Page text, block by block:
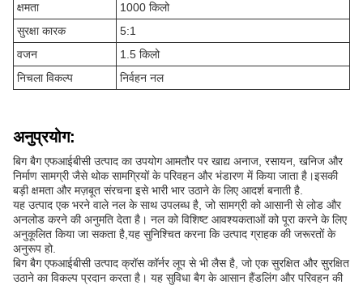
क्षमता
1000 किलो
सुरक्षा कारक
5:1
वजन
1.5 किलो
निचला विकल्प
निर्वहन नल
अनुप्रयोग:
बिग बैग एफआईबीसी उत्पाद का उपयोग आमतौर पर खाद्य अनाज, रसायन, खनिज और
निर्माण सामग्री जैसे थोक सामग्रियों के परिवहन और भंडारण में किया जाता है।इसकी
बड़ी क्षमता और मज़बूत संरचना इसे भारी भार उठाने के लिए आदर्श बनाती है.
यह उत्पाद एक भरने वाले नल के साथ उपलब्ध है, जो सामग्री को आसानी से लोड और
अनलोड करने की अनुमति देता है। नल को विशिष्ट आवश्यकताओं को पूरा करने के लिए
अनुकूलित किया जा सकता है,यह सुनिश्चित करना कि उत्पाद ग्राहक की जरूरतों के
अनुरूप हो.
बिग बैग एफआईबीसी उत्पाद क्रॉस कॉर्नर लूप से भी लैस है, जो एक सुरक्षित और सुरक्षित
उठाने का विकल्प प्रदान करता है। यह सुविधा बैग के आसान हैंडलिंग और परिवहन की